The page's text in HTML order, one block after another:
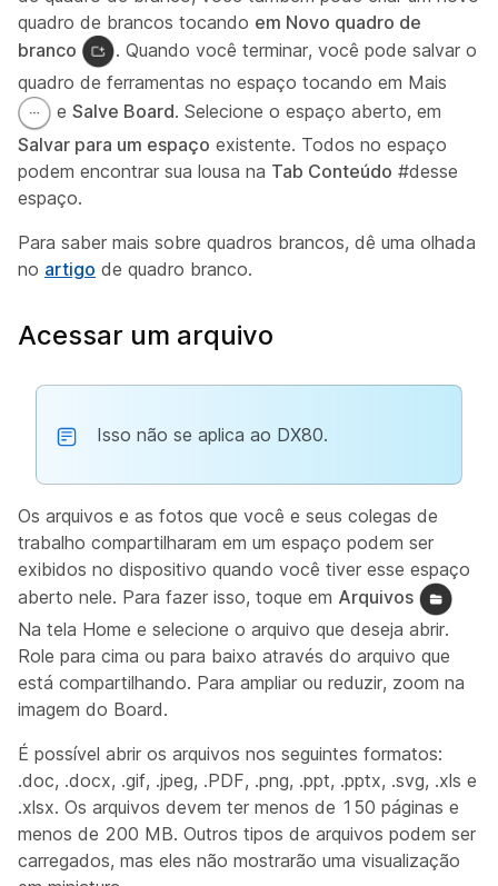
quadro de brancos tocando em Novo quadro de
branco
. Quando você terminar, você pode salvar o
quadro de ferramentas no espaço tocando em Mais
e Salve Board. Selecione o espaço aberto, em
Salvar para um espaço existente. Todos no espaço
podem encontrar sua lousa na Tab Conteúdo #desse
espaço.
Para saber mais sobre quadros brancos, dê uma olhada
no artigo de quadro branco.
Acessar um arquivo
Isso não se aplica ao DX80.
Os arquivos e as fotos que você e seus colegas de
trabalho compartilharam em um espaço podem ser
exibidos no dispositivo quando você tiver esse espaço
aberto nele. Para fazer isso, toque em Arquivos
Na tela Home e selecione o arquivo que deseja abrir.
Role para cima ou para baixo através do arquivo que
está compartilhando. Para ampliar ou reduzir, zoom na
imagem do Board.
É possível abrir os arquivos nos seguintes formatos:
.doc, .docx, .gif, .jpeg, .PDF, .png, .ppt, .pptx, .svg, .xls e
.xlsx. Os arquivos devem ter menos de 150 páginas e
menos de 200 MB. Outros tipos de arquivos podem ser
carregados, mas eles não mostrarão uma visualização